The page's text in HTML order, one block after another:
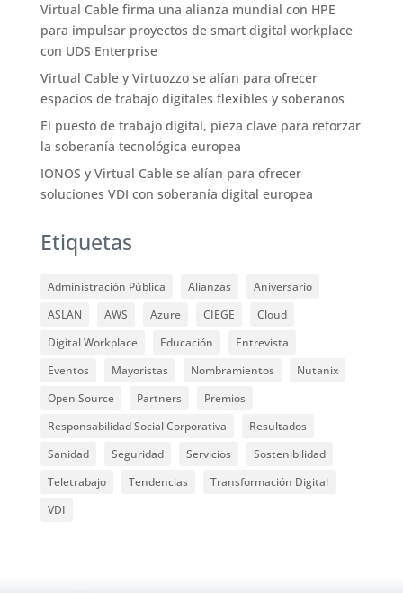
Virtual Cable firma una alianza mundial con HPE
para impulsar proyectos de smart digital workplace
con UDS Enterprise
Virtual Cable y Virtuozzo se alían para ofrecer
espacios de trabajo digitales flexibles y soberanos
El puesto de trabajo digital, pieza clave para reforzar
la soberanía tecnológica europea
IONOS y Virtual Cable se alían para ofrecer
soluciones VDI con soberanía digital europea
Etiquetas
Administración Pública Alianzas
Aniversario
ASLAN
AWS Azure CIEGE
Cloud
Digital Workplace
Educación
Entrevista
Eventos
Mayoristas Nombramientos
Nutanix
Open Source
Partners
Premios
Responsabilidad Social Corporativa
Resultados
Sanidad
Seguridad Servicios
Sostenibilidad
Teletrabajo
Tendencias
Transformación Digital
VDI